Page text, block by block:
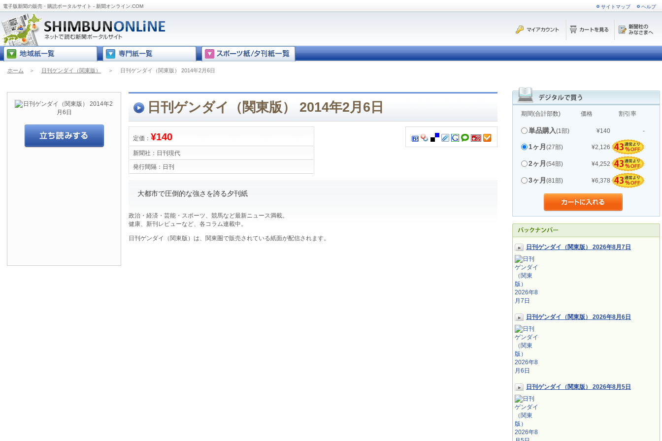
電子版新聞の販売・購読ポータルサイト - 新聞オンライン.COM サイトマップ ヘルプ
ホーム ＞ 日刊ゲンダイ（関東版） ＞ 日刊ゲンダイ（関東版） 2014年2月6日
期間(合計部数) 価格 割引率
単品購入(1部) ¥140 -
1ヶ月 (27部) ¥2,126
2ヶ月 (54部) ¥4,252
3ヶ月 (81部) ¥6,378
日刊ゲンダイ（関東版） 2026年8月7日
日刊ゲンダイ（関東版） 2026年8月6日
日刊ゲンダイ（関東版） 2026年8月5日
日刊ゲンダイ（関東版） 2014年2月6日
定価： ¥140
新聞社： 日刊現代
発行間隔： 日刊
大都市で圧倒的な強さを誇る夕刊紙
政治・経済・芸能・スポーツ、競馬など最新ニュース満載。
健康、新刊レビューなど、各コラム連載中。
日刊ゲンダイ（関東版）は、関東圏で販売されている紙面が配信されます。